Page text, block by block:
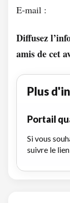
E-mail
Diffusez
amis de cet
Plus
Portail
Si vous
suivre le